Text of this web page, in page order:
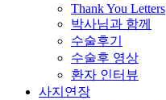
Thank You Letters
박사님과 함께
수술후기
수술후 영상
환자 인터뷰
사지연장